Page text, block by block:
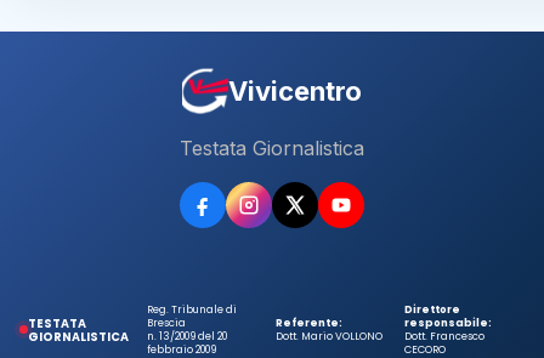
Vivicentro
Testata Giornalistica
TESTATA
GIORNALISTICA
Reg. Tribunale di
Brescia
n. 13/2009 del 20
febbraio 2009
Referente:
Dott. Mario VOLLONO
Direttore
responsabile:
Dott. Francesco
CECORO